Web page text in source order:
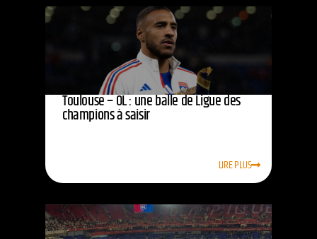
Toulouse – OL : une balle de Ligue des
champions à saisir
LIRE PLUS